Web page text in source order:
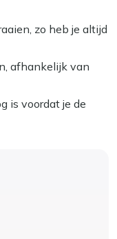
zo heb je altijd
afhankelijk van
is voordat je de